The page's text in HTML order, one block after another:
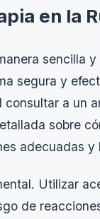
en la
sencilla
segura y
a un
sobre
adecuadas y
Utilizar
de